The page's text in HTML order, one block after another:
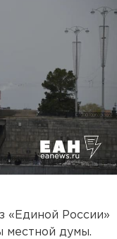
«Единой России»
местной думы.